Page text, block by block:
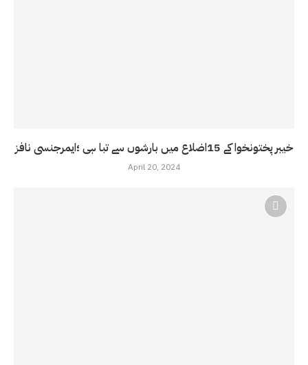
خیبر پختونخوا کے 15اضلاع میں بارشوں سے تبا ہی ؛ایمرجنسی نافز
April 20, 2024